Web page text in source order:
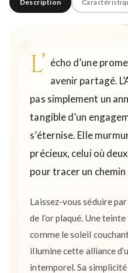
Description
L’ écho d’une
avenir partagé.
pas simplement un
tangible d’un
s’éternise. Elle
précieux, celui où
pour tracer un chemin
Laissez-vous séduire
de l’or plaqué. Une
comme le soleil
illumine cette alliance
intemporel. Sa